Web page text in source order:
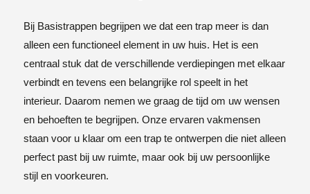
Bij Basistrappen begrijpen we dat een trap meer is dan
alleen een functioneel element in uw huis. Het is een
centraal stuk dat de verschillende verdiepingen met elkaar
verbindt en tevens een belangrijke rol speelt in het
interieur. Daarom nemen we graag de tijd om uw wensen
en behoeften te begrijpen. Onze ervaren vakmensen
staan voor u klaar om een trap te ontwerpen die niet alleen
perfect past bij uw ruimte, maar ook bij uw persoonlijke
stijl en voorkeuren.